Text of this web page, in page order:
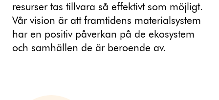
resurser tas tillvara så effektivt som möjligt.
Vår vision är att framtidens materialsystem
har en positiv påverkan på de ekosystem
och samhällen de är beroende av.